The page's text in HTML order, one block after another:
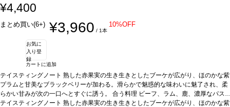
¥4,400
まとめ買い(6+) ¥3,960 / 1本
10%OFF
お気に
入り登
録
カートに追加
テイスティングノート 熟した赤果実の生き生きとしたブーケが広がり、ほのかな紫
プラムと甘美なブラックベリーが加わる。滑らかで魅惑的な味わいに魅了され、柔
らかい甘みが次の一口へとすぐに誘う。 合う料理 ビーフ、ラム、鹿、濃厚なパス
タや家きん料理などと好相性葡萄品種ボバル 85%、シラー 15%*本ヴィンテージ
テイスティングノート 熟した赤果実の生き生きとしたブーケが広がり、ほのかな紫